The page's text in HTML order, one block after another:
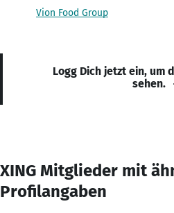
Vion Food Group
Logg Dich jetzt ein, um
sehen.
XING Mitglieder mit
Profilangaben